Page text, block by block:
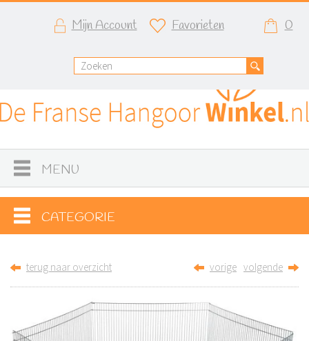
Mijn Account Favorieten 0
MENU
CATEGORIE
terug naar overzicht vorige volgende